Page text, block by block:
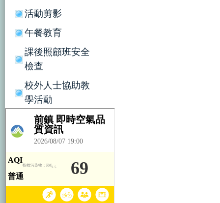
活動剪影
午餐教育
課後照顧班安全
檢查
校外人士協助教
學活動